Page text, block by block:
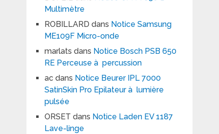
Multimètre
ROBILLARD dans Notice Samsung
ME109F Micro-onde
marlats dans Notice Bosch PSB 650
RE Perceuse à percussion
acdans Notice Beurer IPL 7000
SatinSkin Pro Epilateur à lumière
pulsée
ORSET dans Notice Laden EV 1187
Lave-linge